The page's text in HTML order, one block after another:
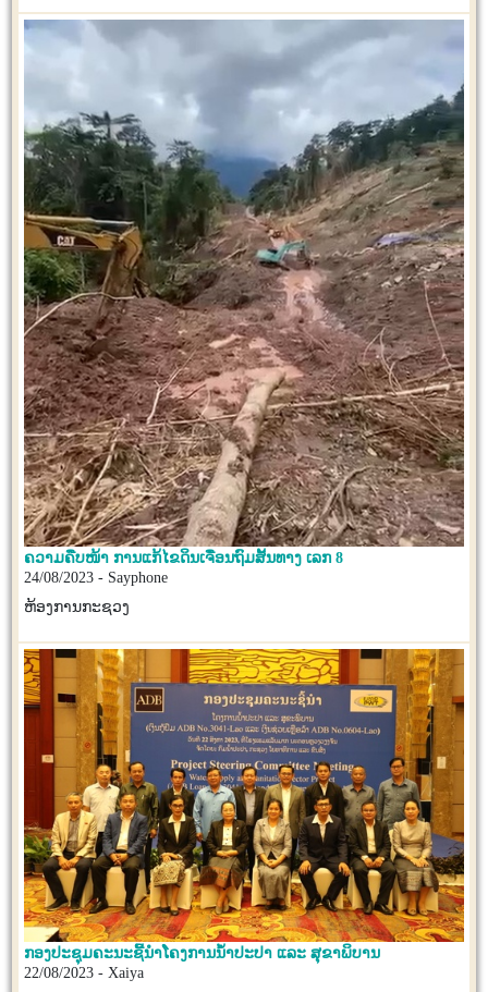
ຄວາມຄືບໜ້າ ການແກ້ໄຂດິນເຈື່ອນຖົມສັ້ນທາງ ເລກ 8
24/08/2023 - Sayphone
ຫ້ອງການກະຊວງ
ກອງປະຊຸມຄະນະຊີ້ນໍາໂຄງການນໍ້າປະປາ ແລະ ສຸຂາພິບານ
22/08/2023 - Xaiya